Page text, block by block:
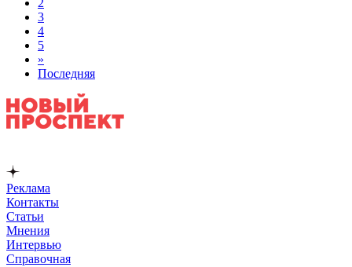
3
4
5
»
Последняя
Реклама
Контакты
Статьи
Мнения
Интервью
Справочная